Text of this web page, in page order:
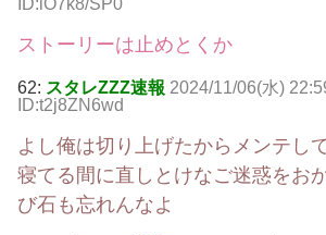
ID:iO7k8/SP0
ストーリーは止めとくか
62: スタレZZZ速報 2024/11/06(水)
ID:t2j8ZN6wd
よし俺は切り上げたからメンテし
寝てる間に直しとけなご迷惑をお
び石も忘れんなよ